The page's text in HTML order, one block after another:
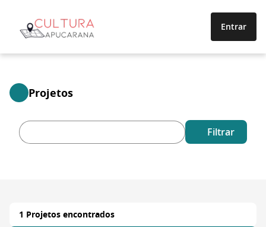
Entrar
Projetos
Filtrar
1 Projetos encontrados